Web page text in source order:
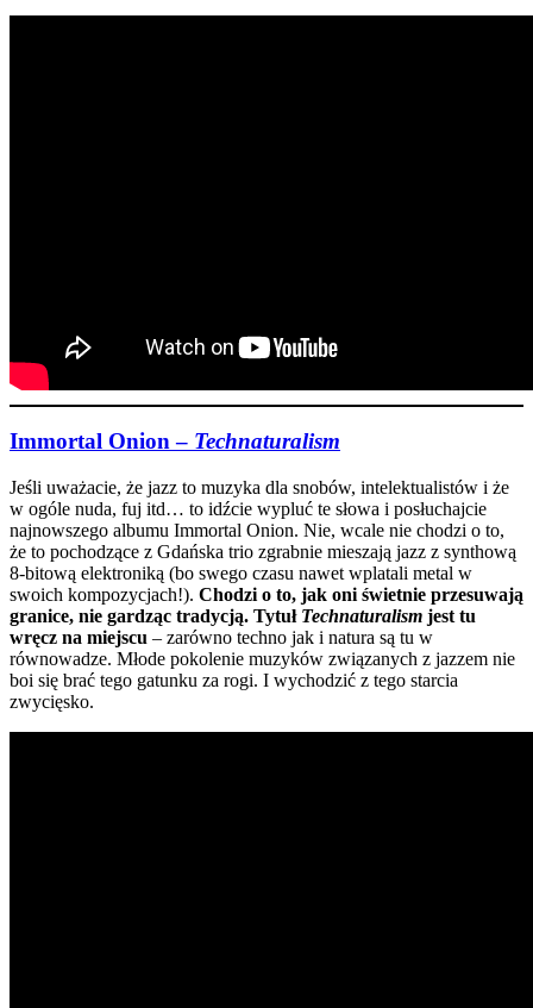
Immortal Onion – Technaturalism
Jeśli uważacie, że jazz to muzyka dla snobów, intelektualistów i że
w ogóle nuda, fuj itd… to idźcie wypluć te słowa i posłuchajcie
najnowszego albumu Immortal Onion. Nie, wcale nie chodzi o to,
że to pochodzące z Gdańska trio zgrabnie mieszają jazz z synthową
8-bitową elektroniką (bo swego czasu nawet wplatali metal w
swoich kompozycjach!). Chodzi o to, jak oni świetnie przesuwają
granice, nie gardząc tradycją. Tytuł Technaturalism jest tu
wręcz na miejscu – zarówno techno jak i natura są tu w
równowadze. Młode pokolenie muzyków związanych z jazzem nie
boi się brać tego gatunku za rogi. I wychodzić z tego starcia
zwycięsko.